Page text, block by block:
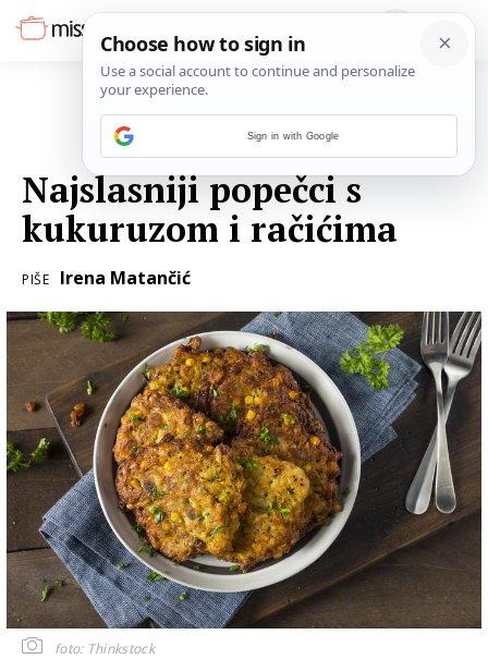
Najslasniji popečci s
kukuruzom i račićima
PIŠE Irena Matančić
foto: Thinkstock
Sign in with Google